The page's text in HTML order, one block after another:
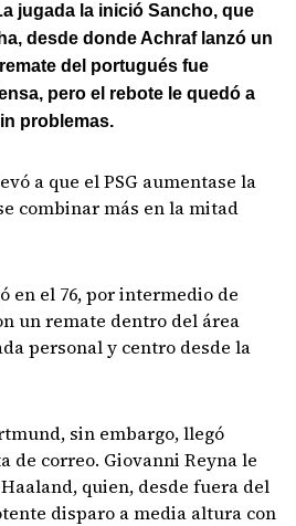
jugada la inició Sancho, que
desde donde Achraf lanzó un
del portugués fue
pero el rebote le quedó a
problemas.
a que el PSG aumentase la
combinar más en la mitad
en el 76, por intermedio de
un remate dentro del área
personal y centro desde la
sin embargo, llegó
de correo. Giovanni Reyna le
quien, desde fuera del
disparo a media altura con